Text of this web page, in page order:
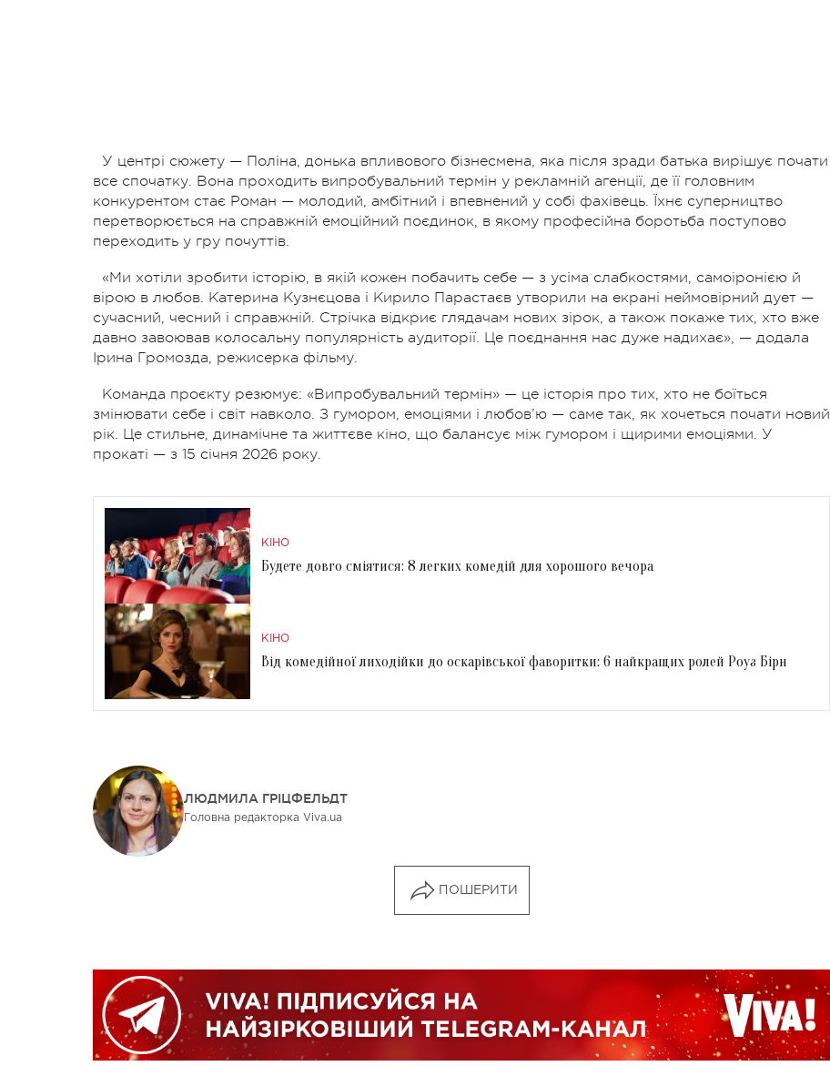
У центрі сюжету — Поліна, донька впливового бізнесмена, яка після зради батька вирішує почати
все спочатку. Вона проходить випробувальний термін у рекламній агенції, де її головним
конкурентом стає Роман — молодий, амбітний і впевнений у собі фахівець. Їхнє суперництво
перетворюється на справжній емоційний поєдинок, в якому професійна боротьба поступово
переходить у гру почуттів.
«Ми хотіли зробити історію, в якій кожен побачить себе — з усіма слабкостями, самоіронією й
вірою в любов. Катерина Кузнєцова і Кирило Парастаєв утворили на екрані неймовірний дует —
сучасний, чесний і справжній. Стрічка відкриє глядачам нових зірок, а також покаже тих, хто вже
давно завоював колосальну популярність аудиторії. Це поєднання нас дуже надихає», — додала
Ірина Громозда, режисерка фільму.
Команда проєкту резюмує: «Випробувальний термін» — це історія про тих, хто не боїться
змінювати себе і світ навколо. З гумором, емоціями і любов’ю — саме так, як хочеться почати новий
рік. Це стильне, динамічне та життєве кіно, що балансує між гумором і щирими емоціями. У
прокаті — з 15 січня 2026 року.
КІНО
Будете довго сміятися: 8 легких комедій для хорошого вечора
КІНО
Від комедійної лиходійки до оскарівської фаворитки: 6 найкращих ролей Роуз Бірн
ЛЮДМИЛА ГРІЦФЕЛЬДТ
Головна редакторка Viva.ua
ПОШЕРИТИ